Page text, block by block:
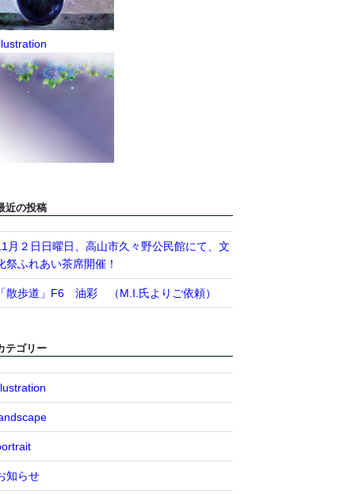
近の投稿
月２日日曜日、高山市久々野公民館にて、文
祭ふれあい茶席開催！
散歩道」F6 油彩 （M.I.氏よりご依頼）
テゴリー
知らせ